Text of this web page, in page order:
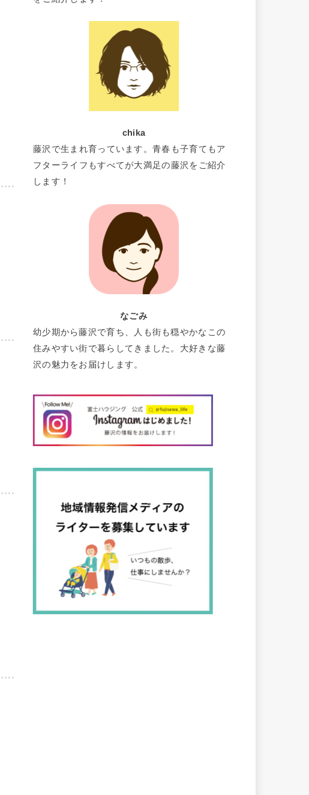
chika
藤沢で生まれ育っています。青春も子育てもア
フターライフもすべてが大満足の藤沢をご紹介
します！
なごみ
幼少期から藤沢で育ち、人も街も穏やかなこの
住みやすい街で暮らしてきました。大好きな藤
沢の魅力をお届けします。